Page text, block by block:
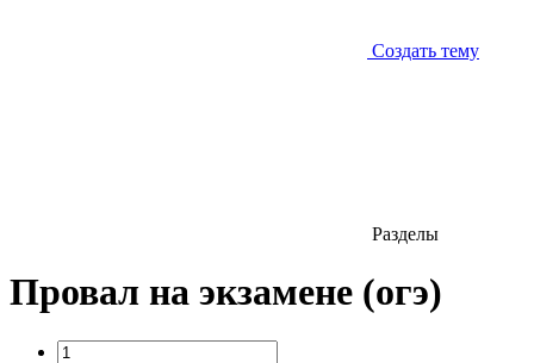
Создать тему
Разделы
Провал на экзамене (огэ)